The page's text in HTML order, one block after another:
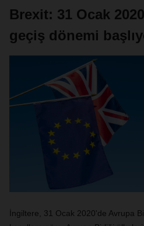
Brexit: 31 Ocak
geçiş dönemi
İngiltere, 31 Ocak 2020'de Avrupa